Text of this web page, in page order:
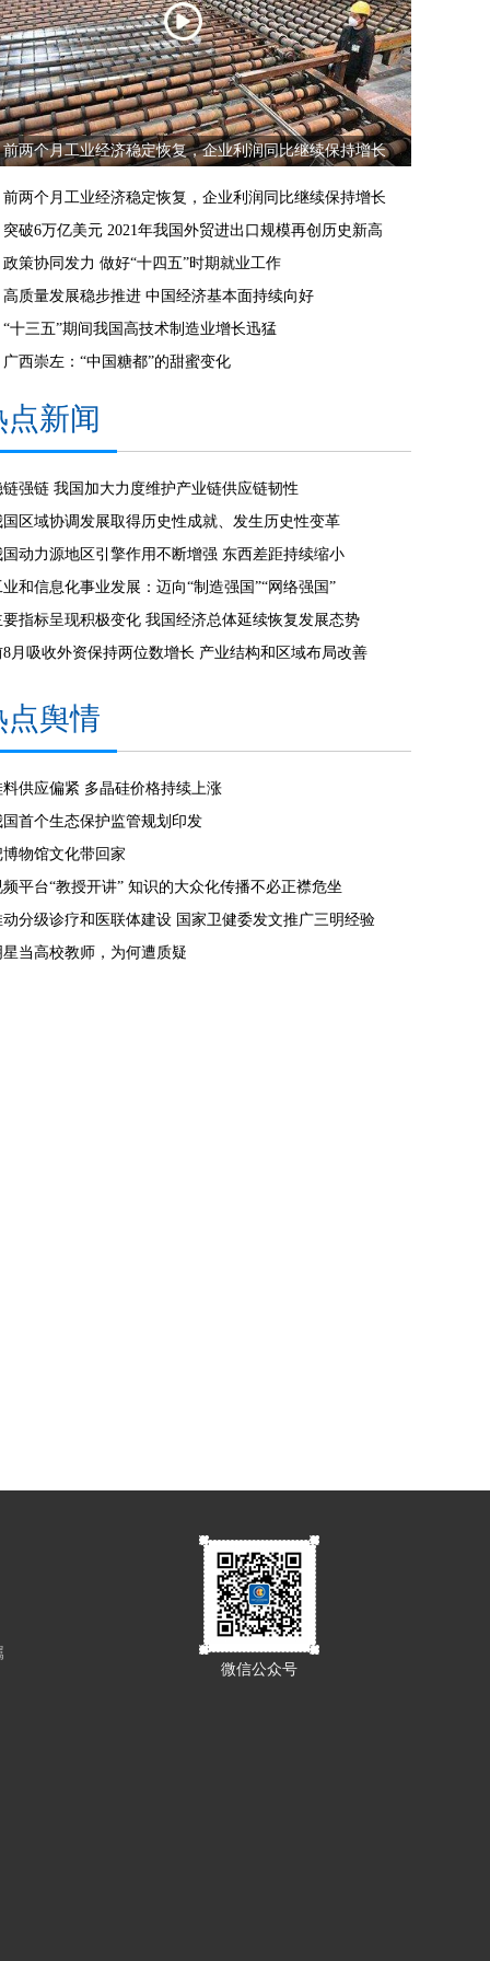
前两个月工业经济稳定恢复，企业利润同比继续保持增长
前两个月工业经济稳定恢复，企业利润同比继续保持增长
突破6万亿美元 2021年我国外贸进出口规模再创历史新高
政策协同发力 做好“十四五”时期就业工作
高质量发展稳步推进 中国经济基本面持续向好
“十三五”期间我国高技术制造业增长迅猛
广西崇左：“中国糖都”的甜蜜变化
点新闻
链强链 我国加大力度维护产业链供应链韧性
国区域协调发展取得历史性成就、发生历史性变革
国动力源地区引擎作用不断增强 东西差距持续缩小
业和信息化事业发展：迈向“制造强国”“网络强国”
要指标呈现积极变化 我国经济总体延续恢复发展态势
8月吸收外资保持两位数增长 产业结构和区域布局改善
点舆情
料供应偏紧 多晶硅价格持续上涨
国首个生态保护监管规划印发
博物馆文化带回家
频平台“教授开讲” 知识的大众化传播不必正襟危坐
动分级诊疗和医联体建设 国家卫健委发文推广三明经验
星当高校教师，为何遭质疑
微信公众号